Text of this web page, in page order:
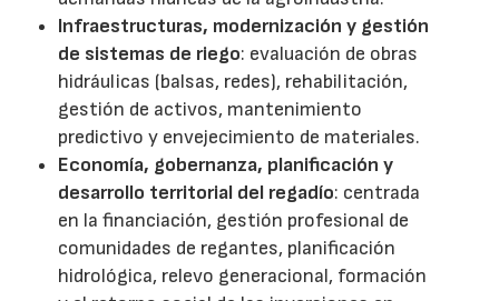
Infraestructuras, modernización y gestión
de sistemas de riego: evaluación de obras
hidráulicas (balsas, redes), rehabilitación,
gestión de activos, mantenimiento
predictivo y envejecimiento de materiales.
Economía, gobernanza, planificación y
desarrollo territorial del regadío: centrada
en la financiación, gestión profesional de
comunidades de regantes, planificación
hidrológica, relevo generacional, formación